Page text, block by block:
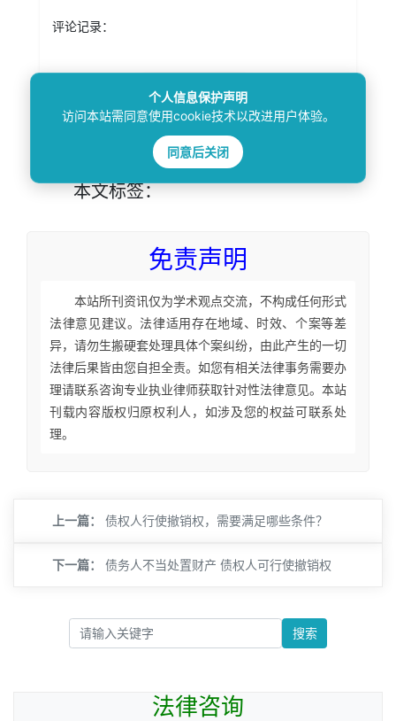
评论记录：
本文标签：
免责声明
本站所刊资讯仅为学术观点交流，不构成任何形式
法律意见建议。法律适用存在地域、时效、个案等差
异，请勿生搬硬套处理具体个案纠纷，由此产生的一切
法律后果皆由您自担全责。如您有相关法律事务需要办
理请联系咨询专业执业律师获取针对性法律意见。本站
刊载内容版权归原权利人，如涉及您的权益可联系处
理。
上一篇： 债权人行使撤销权，需要满足哪些条件？
下一篇： 债务人不当处置财产 债权人可行使撤销权
搜索
法律咨询
个人信息保护声明
访问本站需同意使用cookie技术以改进用户体验。
同意后关闭